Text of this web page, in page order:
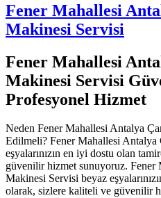
Fener Mahallesi
Makinesi Servisi
Fener Mahallesi
Makinesi Servisi
Profesyonel Hizmet
Neden Fener Mahallesi Antalya
Edilmeli? Fener Mahallesi Antalya
eşyalarınızın en iyi dostu olan
güvenilir hizmet sunuyoruz. Fener
Makinesi Servisi beyaz
olarak, sizlere kaliteli ve güvenilir